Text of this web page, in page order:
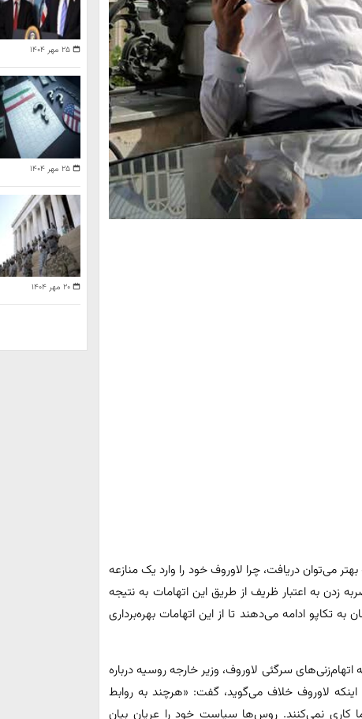
می‌توان دریافت، چرا لاوروف خود را وارد یک منازعه
زدن به اعتبار ظریف از طریق این اتهامات به نتیجه
تکاپو ادامه می‌دهند تا از این اتهامات بهره‌برداری
سرگئی لاوروف، وزیر خارجه روسیه درباره
لاوروف خلاف می‌گوید، گفت: «هرچند به روابط
کاری نمی‌کنند. روس‌ها سیاست خود را عریان بیان
۲۵ مهر ۱۴۰۴
۲۵ مهر ۱۴۰۴
۲۰ مهر ۱۴۰۴